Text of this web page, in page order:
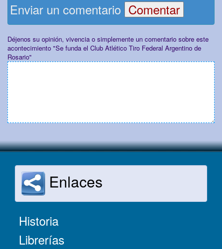
Enviar un comentario
Déjenos su opinión, vivencia o simplemente un comentario sobre este
acontecimiento "Se funda el Club Atlético Tiro Federal Argentino de
Rosario"
Enlaces
Historia
Librerías